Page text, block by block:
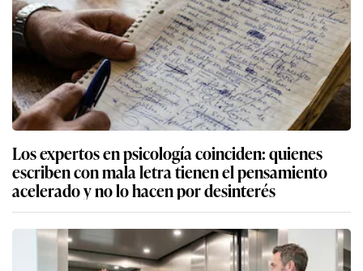
Los expertos en psicología coinciden: quienes
escriben con mala letra tienen el pensamiento
acelerado y no lo hacen por desinterés